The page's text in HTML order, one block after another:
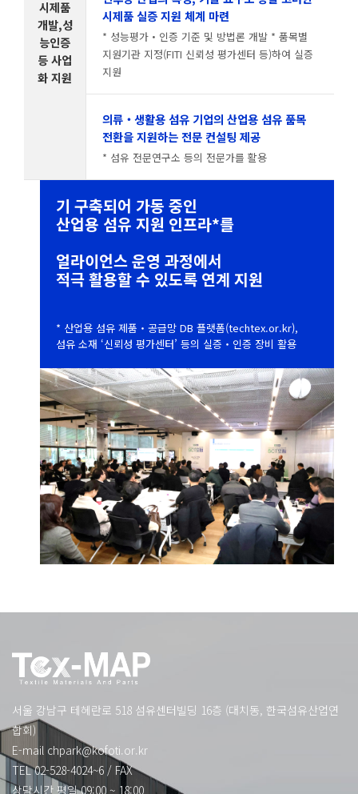
시제품
개발,성
능인증
등 사업
화 지원
시제품 실증 지원 체계 마련
* 성능평가・인증 기준 및 방법론 개발 * 품목별
지원기관 지정(FITI 신뢰성 평가센터 등)하여 실증
지원
의류‧생활용 섬유 기업의 산업용 섬유 품목
전환을 지원하는 전문 컨설팅 제공
* 섬유 전문연구소 등의 전문가를 활용
기 구축되어 가동 중인
산업용 섬유 지원 인프라*를
얼라이언스 운영 과정에서
적극 활용할 수 있도록 연계 지원
* 산업용 섬유 제품‧공급망 DB 플랫폼(techtex.or.kr),
섬유 소재 ‘신뢰성 평가센터’ 등의 실증‧인증 장비 활용
서울 강남구 테헤란로 518 섬유센터빌딩 16층 (대치동, 한국섬유산업연
합회)
E-mail chpark@kofoti.or.kr
TEL 02-528-4024~6 / FAX
상담시간 평일 09:00 ~ 18:00